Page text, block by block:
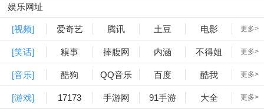
娱乐网址
[视频] 爱奇艺 腾讯 土豆 电影 更多>
[笑话] 糗事 捧腹网 内涵 不得姐 更多>
[音乐] 酷狗 QQ音乐 百度 酷我 更多>
[游戏] 17173 手游网 91手游 大全 更多>